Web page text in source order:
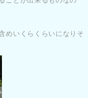
めいくらくらいになりそ